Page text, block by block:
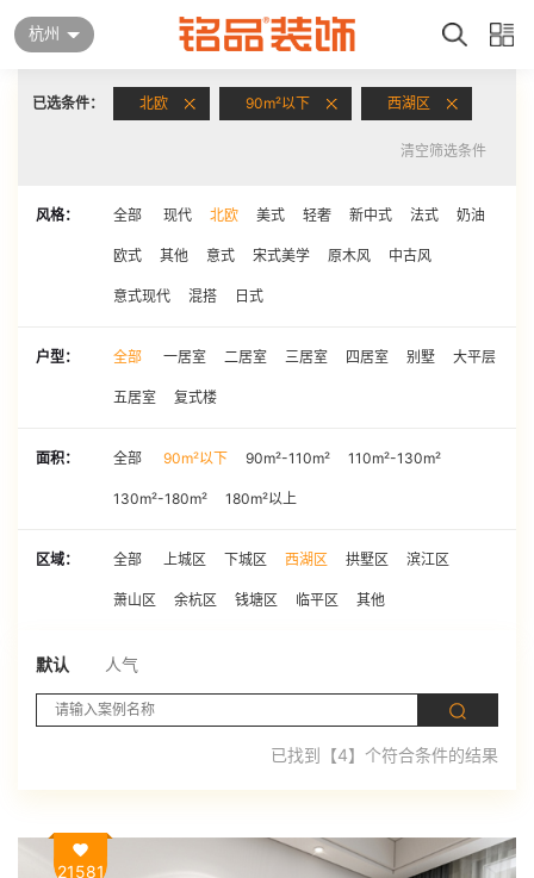
杭州
已选条件： 北欧 90m²以下 西湖区
清空筛选条件
风格： 全部 现代 北欧 美式 轻奢 新中式 法式 奶油
欧式 其他 意式 宋式美学 原木风 中古风
意式现代 混搭 日式
户型： 全部 一居室 二居室 三居室 四居室 别墅 大平层
五居室 复式楼
面积： 全部 90m²以下 90m²-110m² 110m²-130m²
130m²-180m² 180m²以上
区域： 全部 上城区 下城区 西湖区 拱墅区 滨江区
萧山区 余杭区 钱塘区 临平区 其他
默认 人气
已找到【4】个符合条件的结果
21581